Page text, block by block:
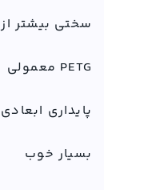
سختی بیشتر از
PETG معمولی
پایداری ابعادی
بسیار خوب